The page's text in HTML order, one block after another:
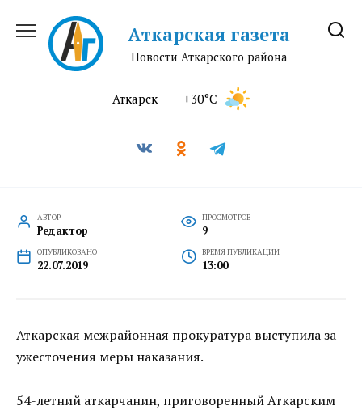
содержанию
Аткарская газета
Новости Аткарского района
Аткарск +30°C
АВТОР
Редактор
ПРОСМОТРОВ
9
ОПУБЛИКОВАНО
22.07.2019
ВРЕМЯ ПУБЛИКАЦИИ
13:00
Аткарская межрайонная прокуратура выступила за
ужесточения меры наказания.
54-летний аткарчанин, приговоренный Аткарским